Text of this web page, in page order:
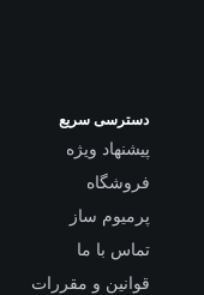
دسترسی سریع
پیشنهاد ویژه
فروشگاه
پرمیوم ساز
تماس با ما
قوانین و مقررات